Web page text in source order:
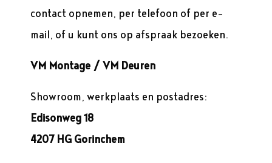
contact opnemen, per telefoon of per e-
mail, of u kunt ons op afspraak bezoeken.
VM Montage / VM Deuren
Showroom, werkplaats en postadres:
Edisonweg 18
4207 HG Gorinchem